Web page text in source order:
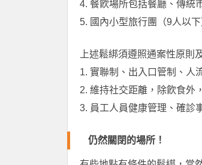
4. 餐飮場所包括餐廳、傳統
5. 國內小型旅行團（9人以
上述鬆綁須遵照通案性原則
1. 實聯制、出入口管制、人
2. 維持社交距離，除飮食外
3. 員工人員健康管理、確診
仍然關閉的場所！